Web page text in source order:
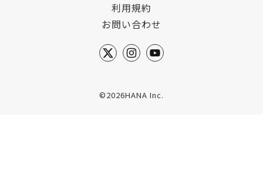
利用規約
お問い合わせ
©2026HANA Inc.